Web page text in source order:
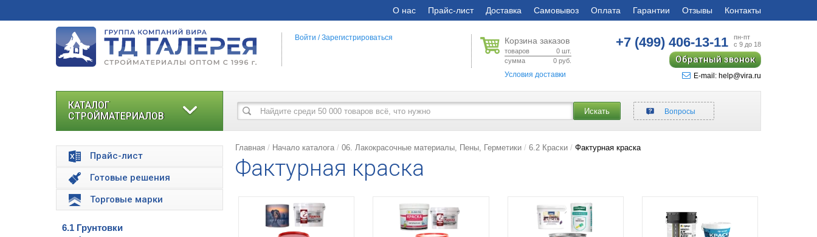
О нас Прайс-лист Доставка Самовывоз Оплата Гарантии Отзывы Контакты
Корзина заказов
товаров 0 шт.
сумма
0 руб.
Условия доставки
+7 (499)406-13-11
пн-пт
с 9 до 18
Обратный звонок
E-mail: help@vira.ru
Войти /Зарегистрироваться
КАТАЛОГ
СТРОЙМАТЕРИАЛОВ
Прайс-лист
Готовые решения
Торговые марки
6.1 Грунтовки
Искать Вопросы
Главная Начало каталога 06. Лакокрасочные материалы, Пены, Герметики 6.2 Краски Фактурная краска
Фактурная краска